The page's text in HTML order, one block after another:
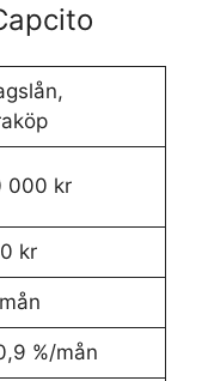
000 kr
kr
%/mån